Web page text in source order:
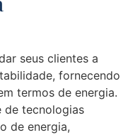
seus clientes a
fornecendo
termos de energia.
de tecnologias
de energia,